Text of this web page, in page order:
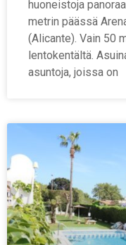
huoneistoja
metrin päässä
(Alicante). Vain 50
lentokentältä.
asuntoja, joissa on